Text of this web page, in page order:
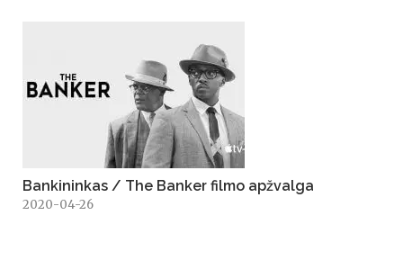
Bankininkas / The Banker filmo apžvalga
2020-04-26